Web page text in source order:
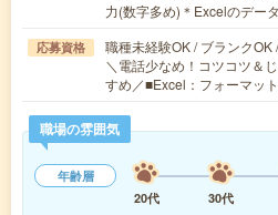
力(数字多め)＊Excelのデー
応募資格
職種未経験OK / ブランクOK
＼電話少なめ！コツコツ＆
すめ／■Excel：フォーマッ
職場の雰囲気
年齢層
20代
30代